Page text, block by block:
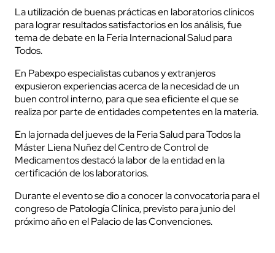
La utilización de buenas prácticas en laboratorios clínicos
para lograr resultados satisfactorios en los análisis, fue
tema de debate en la Feria Internacional Salud para
Todos.
En Pabexpo especialistas cubanos y extranjeros
expusieron experiencias acerca de la necesidad de un
buen control interno, para que sea eficiente el que se
realiza por parte de entidades competentes en la materia.
En la jornada del jueves de la Feria Salud para Todos la
Máster Liena Nuñez del Centro de Control de
Medicamentos destacó la labor de la entidad en la
certificación de los laboratorios.
Durante el evento se dio a conocer la convocatoria para el
congreso de Patologí­a Clí­nica, previsto para junio del
próximo año en el Palacio de las Convenciones.